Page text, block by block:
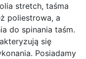
stretch, taśma
poliestrowa, a
do spinania taśm.
się
Posiadamy